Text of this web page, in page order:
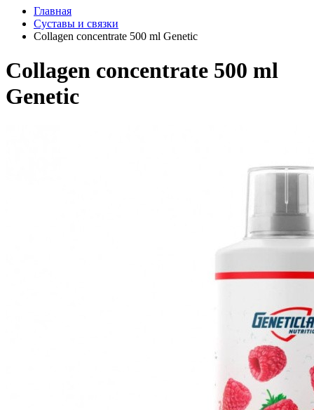
Главная
Суставы и связки
Collagen concentrate 500 ml Genetic
Collagen concentrate 500 ml
Genetic